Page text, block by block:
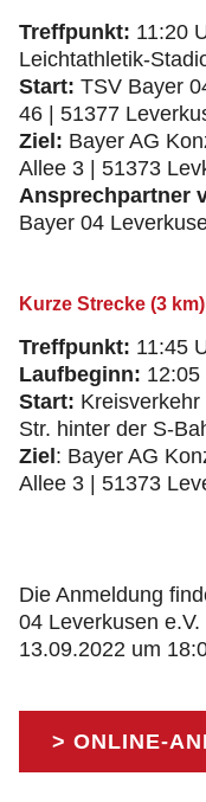
Treffpunkt: 11:20
Leichtathletik-
Start: TSV Bayer
46 | 51377
Ziel: Bayer AG
Allee 3 | 51373
Ansprechpartner
Bayer 04
Kurze Strecke (3 km)
Treffpunkt: 11:45
Laufbeginn: 12:05
Start:
Str. hinter der S-
Ziel : Bayer AG
Allee 3 | 51373
Die Anmeldung
04 Leverkusen
13.09.2022 um
> ONLINE-